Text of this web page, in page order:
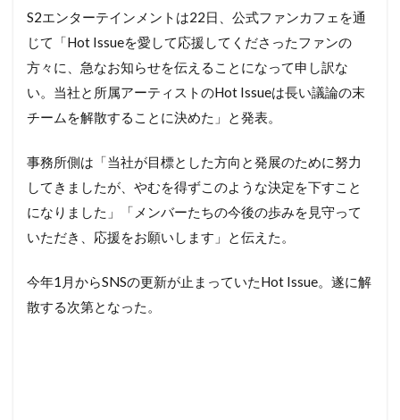
S2エンターテインメントは22日、公式ファンカフェを通
じて「Hot Issueを愛して応援してくださったファンの
方々に、急なお知らせを伝えることになって申し訳な
い。当社と所属アーティストのHot Issueは長い議論の末
チームを解散することに決めた」と発表。
事務所側は「当社が目標とした方向と発展のために努力
してきましたが、やむを得ずこのような決定を下すこと
になりました」「メンバーたちの今後の歩みを見守って
いただき、応援をお願いします」と伝えた。
今年1月からSNSの更新が止まっていたHot Issue。遂に解
散する次第となった。